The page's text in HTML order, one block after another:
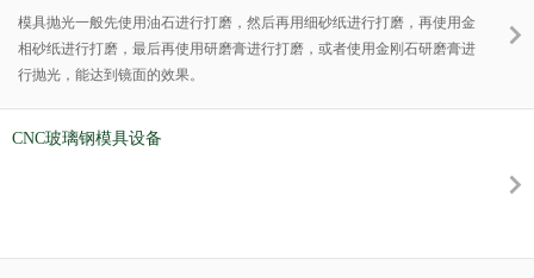
模具抛光一般先使用油石进行打磨，然后再用细砂纸进行打磨，再使用金
相砂纸进行打磨，最后再使用研磨膏进行打磨，或者使用金刚石研磨膏进
行抛光，能达到镜面的效果。
CNC玻璃钢模具设备